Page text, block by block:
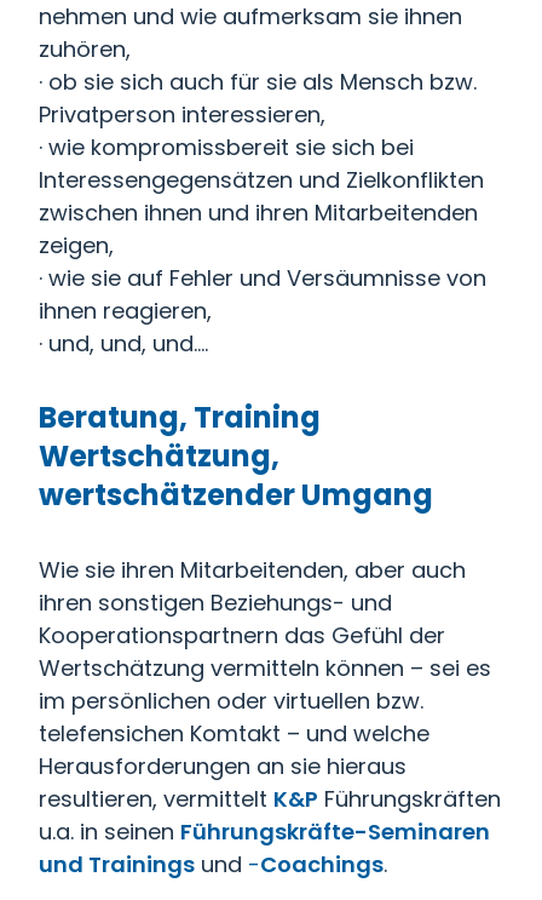
nehmen und wie aufmerksam sie ihnen
zuhören,
· ob sie sich auch für sie als Mensch bzw.
Privatperson interessieren,
· wie kompromissbereit sie sich bei
Interessengegensätzen und Zielkonflikten
zwischen ihnen und ihren Mitarbeitenden
zeigen,
· wie sie auf Fehler und Versäumnisse von
ihnen reagieren,
· und, und, und....
Beratung, Training
Wertschätzung,
wertschätzender Umgang
Wie sie ihren Mitarbeitenden, aber auch
ihren sonstigen Beziehungs- und
Kooperationspartnern das Gefühl der
Wertschätzung vermitteln können – sei es
im persönlichen oder virtuellen bzw.
telefensichen Komtakt – und welche
Herausforderungen an sie hieraus
resultieren, vermittelt K&P Führungskräften
u.a. in seinen Führungskräfte-Seminaren
und Trainings und -Coachings.